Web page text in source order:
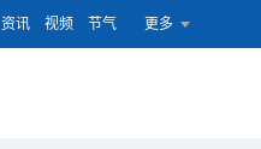
资讯 视频 节气 更多